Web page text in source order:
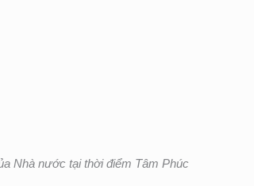
Nhà nước tại thời điểm Tâm Phúc